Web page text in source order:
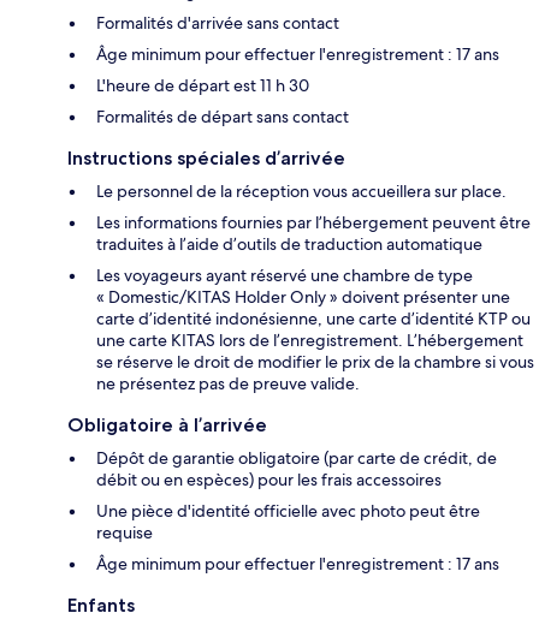
Formalités d'arrivée sans contact
Âge minimum pour effectuer l'enregistrement : 17 ans
L'heure de départ est 11 h 30
Formalités de départ sans contact
Instructions spéciales d’arrivée
Le personnel de la réception vous accueillera sur place.
Les informations fournies par l’hébergement peuvent être
traduites à l’aide d’outils de traduction automatique
Les voyageurs ayant réservé une chambre de type
« Domestic/KITAS Holder Only » doivent présenter une
carte d’identité indonésienne, une carte d’identité KTP ou
une carte KITAS lors de l’enregistrement. L’hébergement
se réserve le droit de modifier le prix de la chambre si vous
ne présentez pas de preuve valide.
Obligatoire à l’arrivée
Dépôt de garantie obligatoire (par carte de crédit, de
débit ou en espèces) pour les frais accessoires
Une pièce d'identité officielle avec photo peut être
requise
Âge minimum pour effectuer l'enregistrement : 17 ans
Enfants